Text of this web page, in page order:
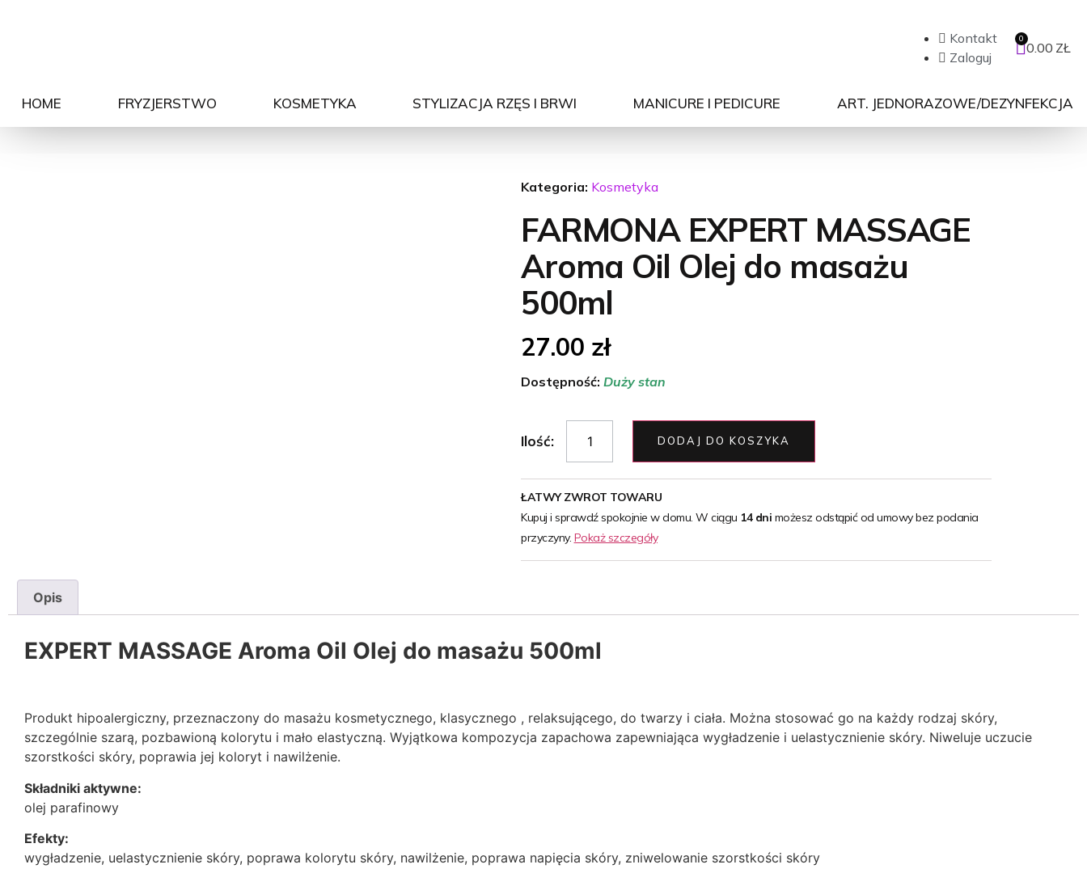
Kontakt
Zaloguj
0.00 ZŁ
HOME FRYZJERSTWO KOSMETYKA STYLIZACJA RZĘS I BRWI MANICURE I PEDICURE ART. JEDNORAZOWE/DEZYNFEKCJA
Kategoria: Kosmetyka
FARMONA EXPERT MASSAGE
Aroma Oil Olej do masażu
500ml
27.00 zł
Dostępność: Duży stan
Ilość: DODAJ DO KOSZYKA
ŁATWY ZWROT TOWARU
Kupuj i sprawdź spokojnie w domu. W ciągu 14 dni możesz odstąpić od umowy bez podania
przyczyny. Pokaż szczegóły
Opis
EXPERT MASSAGE Aroma Oil Olej do masażu 500ml
Produkt hipoalergiczny, przeznaczony do masażu kosmetycznego, klasycznego , relaksującego, do twarzy i ciała. Można stosować go na każdy rodzaj skóry,
szczególnie szarą, pozbawioną kolorytu i mało elastyczną. Wyjątkowa kompozycja zapachowa zapewniająca wygładzenie i uelastycznienie skóry. Niweluje uczucie
szorstkości skóry, poprawia jej koloryt i nawilżenie.
Składniki aktywne:
olej parafinowy
Efekty:
wygładzenie, uelastycznienie skóry, poprawa kolorytu skóry, nawilżenie, poprawa napięcia skóry, zniwelowanie szorstkości skóry